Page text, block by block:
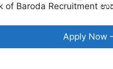
of Baroda Recruitment
Apply Now